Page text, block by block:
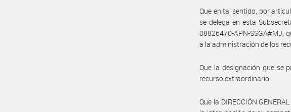
Que en tal sentido, por
se delega en esta
08826470-APN-SSGA#MJ,
a la administración de los
Que la designación que se
recurso extraordinario.
Que la DIRECCIÓN